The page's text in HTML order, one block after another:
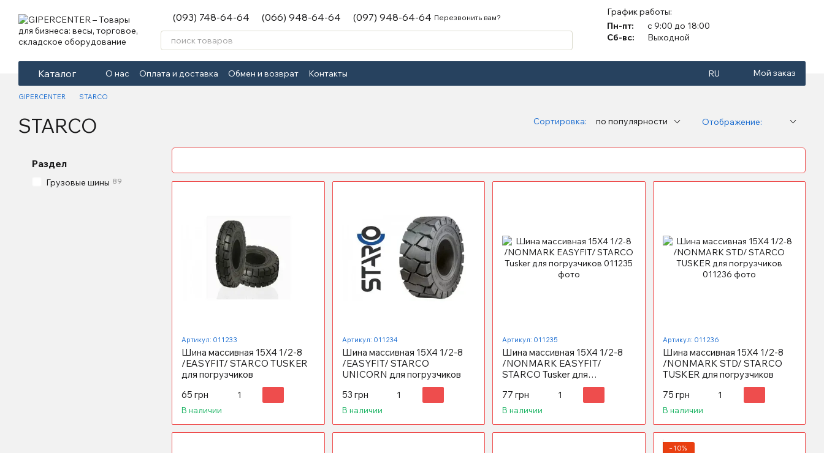
(093) 748-64-64 (066) 948-64-64 (097) 948-64-64 Перезвонить вам?
График работы:
Пн-пт:
с 9:00 до 18:00
Сб-вс:
Выходной
Каталог О нас Оплата и доставка Обмен и возврат Контакты RU Мой заказ
GIPERCENTER STARCO
STARCO Сортировка: по популярности Отображение:
Артикул: 011233
Шина массивная 15X4 1/2-8
/EASYFIT/ STARCO TUSKER
для погрузчиков
65 грн
В наличии
Артикул: 011234
Шина массивная 15X4 1/2-8
/EASYFIT/ STARCO
UNICORN для погрузчиков
53 грн
В наличии
Артикул: 011235
Шина массивная 15X4 1/2-8
/NONMARK EASYFIT/
STARCO Tusker для
77 грн
В наличии
Артикул: 011236
Шина массивная 15X4 1/2-8
/NONMARK STD/ STARCO
TUSKER для погрузчиков
75 грн
В наличии
−10%
Раздел
Грузовые шины 89